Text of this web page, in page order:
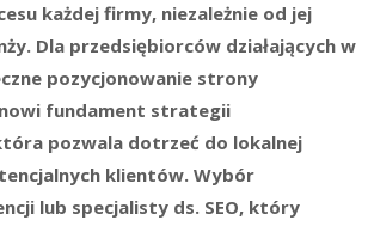
każdej firmy, niezależnie od jej
Dla przedsiębiorców działających w
pozycjonowanie strony
fundament strategii
pozwala dotrzeć do lokalnej
klientów. Wybór
lub specjalisty ds. SEO, który